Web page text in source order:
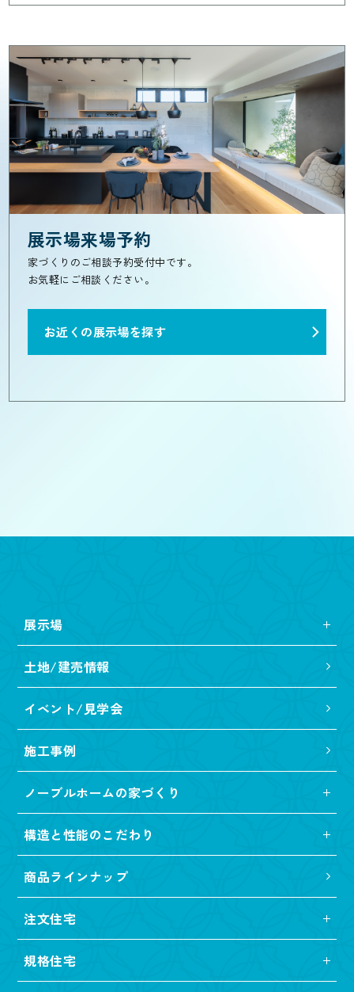
展示場来場予約
家づくりのご相談予約受付中です。
お気軽にご相談ください。
お近くの展示場を探す
展示場
土地/建売情報
イベント/見学会
施工事例
ノーブルホームの家づくり
構造と性能のこだわり
商品ラインナップ
注文住宅
規格住宅